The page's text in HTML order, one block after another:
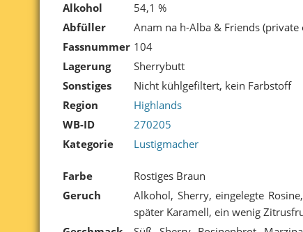
Alkohol
54,1 %
Abfüller
Anam na h-Alba & Friends (private
Fassnummer 104
Lagerung
Sherrybutt
Sonstiges
Nicht kühlgefiltert, kein Farbstoff
Region
Highlands
WB-ID
270205
Kategorie
Lustigmacher
Farbe
Rostiges Braun
Geruch
Alkohol, Sherry, eingelegte
später Karamell, ein wenig